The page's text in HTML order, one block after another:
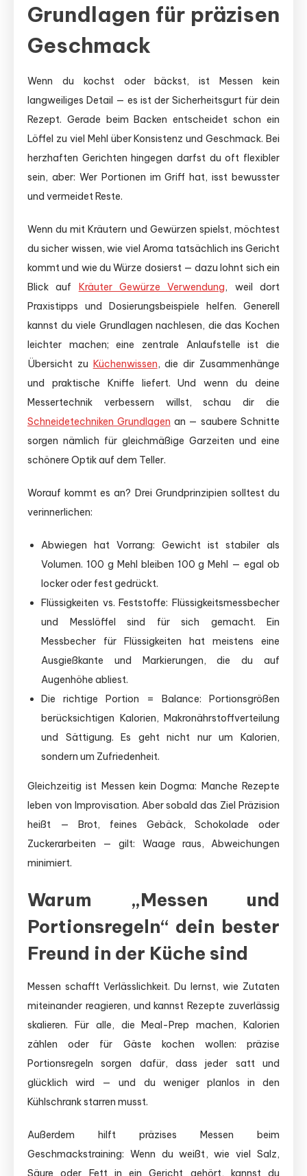
Grundlagen für präzisen
Geschmack
Wenn du kochst oder bäckst, ist Messen kein
langweiliges Detail — es ist der Sicherheitsgurt für dein
Rezept. Gerade beim Backen entscheidet schon ein
Löffel zu viel Mehl über Konsistenz und Geschmack. Bei
herzhaften Gerichten hingegen darfst du oft flexibler
sein, aber: Wer Portionen im Griff hat, isst bewusster
und vermeidet Reste.
Wenn du mit Kräutern und Gewürzen spielst, möchtest
du sicher wissen, wie viel Aroma tatsächlich ins Gericht
kommt und wie du Würze dosierst — dazu lohnt sich ein
Blick auf Kräuter Gewürze Verwendung, weil dort
Praxistipps und Dosierungsbeispiele helfen. Generell
kannst du viele Grundlagen nachlesen, die das Kochen
leichter machen; eine zentrale Anlaufstelle ist die
Übersicht zu Küchenwissen, die dir Zusammenhänge
und praktische Kniffe liefert. Und wenn du deine
Messertechnik verbessern willst, schau dir die
Schneidetechniken Grundlagen an — saubere Schnitte
sorgen nämlich für gleichmäßige Garzeiten und eine
schönere Optik auf dem Teller.
Worauf kommt es an? Drei Grundprinzipien solltest du
verinnerlichen:
Abwiegen hat Vorrang: Gewicht ist stabiler als
Volumen. 100 g Mehl bleiben 100 g Mehl — egal ob
locker oder fest gedrückt.
Flüssigkeiten vs. Feststoffe: Flüssigkeitsmessbecher
und Messlöffel sind für sich gemacht. Ein
Messbecher für Flüssigkeiten hat meistens eine
Ausgießkante und Markierungen, die du auf
Augenhöhe abliest.
Die richtige Portion = Balance: Portionsgrößen
berücksichtigen Kalorien, Makronährstoffverteilung
und Sättigung. Es geht nicht nur um Kalorien,
sondern um Zufriedenheit.
Gleichzeitig ist Messen kein Dogma: Manche Rezepte
leben von Improvisation. Aber sobald das Ziel Präzision
heißt — Brot, feines Gebäck, Schokolade oder
Zuckerarbeiten — gilt: Waage raus, Abweichungen
minimiert.
Warum „Messen und
Portionsregeln“ dein bester
Freund in der Küche sind
Messen schafft Verlässlichkeit. Du lernst, wie Zutaten
miteinander reagieren, und kannst Rezepte zuverlässig
skalieren. Für alle, die Meal-Prep machen, Kalorien
zählen oder für Gäste kochen wollen: präzise
Portionsregeln sorgen dafür, dass jeder satt und
glücklich wird — und du weniger planlos in den
Kühlschrank starren musst.
Außerdem hilft präzises Messen beim
Geschmackstraining: Wenn du weißt, wie viel Salz,
Säure oder Fett in ein Gericht gehört, kannst du